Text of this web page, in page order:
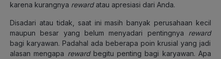
karena kurangnya reward atau apresiasi dari Anda.
Disadari atau tidak, saat ini masih banyak perusahaan kecil
maupun besar yang belum menyadari pentingnya reward
bagi karyawan. Padahal ada beberapa poin krusial yang jadi
alasan mengapa rewardbegitu penting bagi karyawan. Apa